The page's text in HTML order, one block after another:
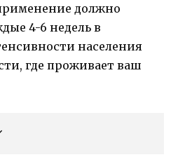
должно
4-6 недель в
населения
где проживает ваш